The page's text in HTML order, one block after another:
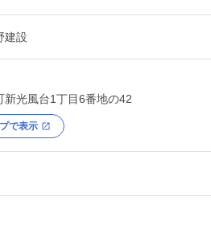
建設
新光風台1丁目6番地の42
で表示